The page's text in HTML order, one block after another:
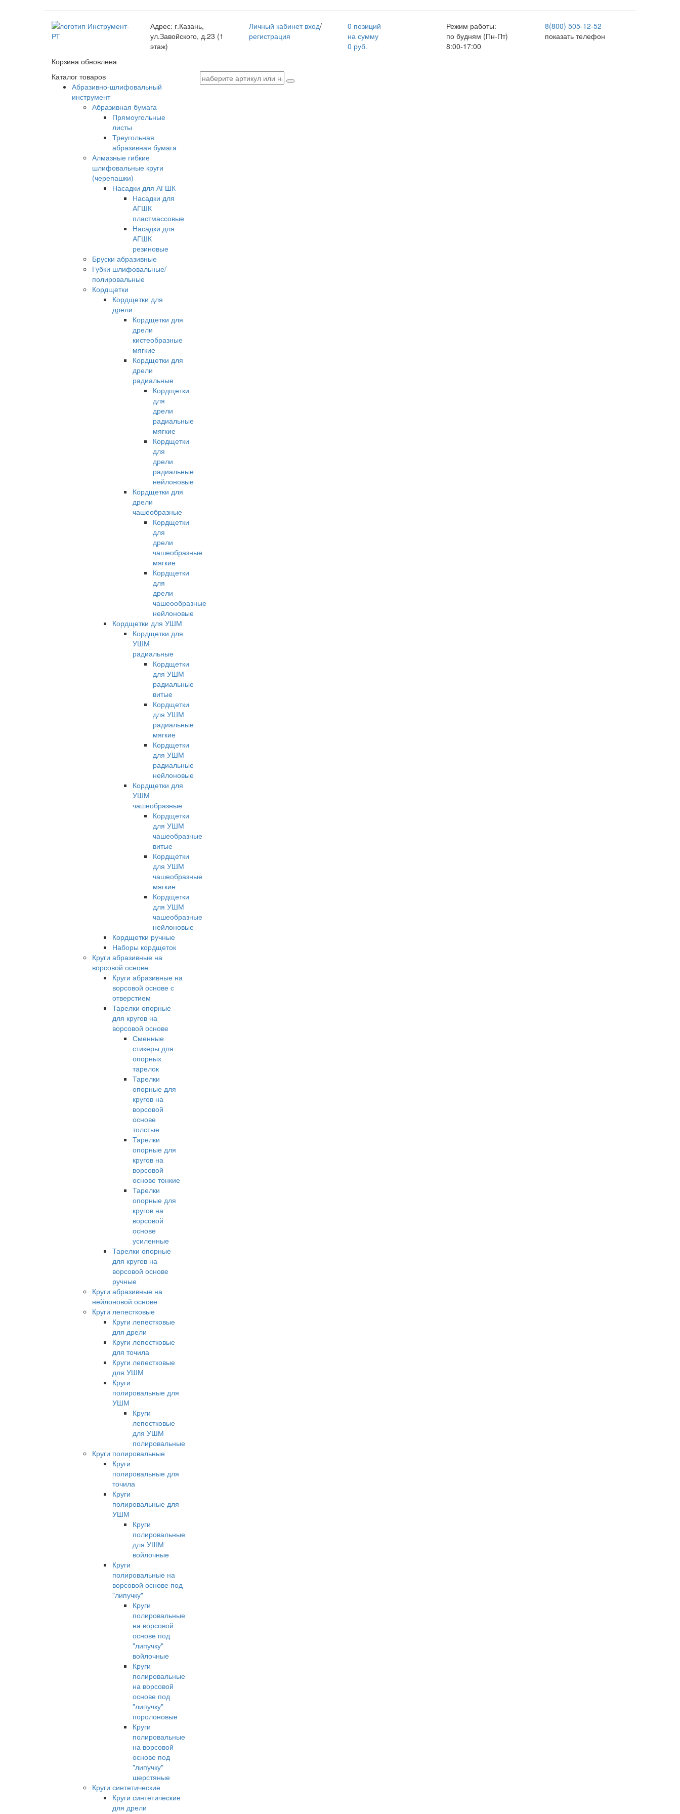
Адрес: г.Казань,
ул.Завойского, д.23 (1
этаж)
Личный кабинет вход/
регистрация
0 позиций
на сумму
0 руб.
Режим работы:
по будням (Пн-Пт)
8:00-17:00
8(800) 505-12-52
показать телефон
Корзина обновлена
Каталог товаров
Абразивно-шлифовальный
инструмент
Абразивная бумага
Прямоугольные
листы
Треугольная
абразивная бумага
Алмазные гибкие
шлифовальные круги
(черепашки)
Насадки для АГШК
Насадки для
АГШК
пластмассовые
Насадки для
АГШК
резиновые
Бруски абразивные
Губки шлифовальные/
полировальные
Кордщетки
Кордщетки для
дрели
Кордщетки для
дрели
кистеобразные
мягкие
Кордщетки для
дрели
радиальные
Кордщетки
для
дрели
радиальные
мягкие
Кордщетки
для
дрели
радиальные
нейлоновые
Кордщетки для
дрели
чашеобразные
Кордщетки
для
дрели
чашеобразные
мягкие
Кордщетки
для
дрели
чашеообразные
нейлоновые
Кордщетки для УШМ
Кордщетки для
УШМ
радиальные
Кордщетки
для УШМ
радиальные
витые
Кордщетки
для УШМ
радиальные
мягкие
Кордщетки
для УШМ
радиальные
нейлоновые
Кордщетки для
УШМ
чашеобразные
Кордщетки
для УШМ
чашеобразные
витые
Кордщетки
для УШМ
чашеобразные
мягкие
Кордщетки
для УШМ
чашеобразные
нейлоновые
Кордщетки ручные
Наборы кордщеток
Круги абразивные на
ворсовой основе
Круги абразивные на
ворсовой основе с
отверстием
Тарелки опорные
для кругов на
ворсовой основе
Сменные
стикеры для
опорных
тарелок
Тарелки
опорные для
кругов на
ворсовой
основе
толстые
Тарелки
опорные для
кругов на
ворсовой
основе тонкие
Тарелки
опорные для
кругов на
ворсовой
основе
усиленные
Тарелки опорные
для кругов на
ворсовой основе
ручные
Круги абразивные на
нейлоновой основе
Круги лепестковые
Круги лепестковые
для дрели
Круги лепестковые
для точила
Круги лепестковые
для УШМ
Круги
полировальные для
УШМ
Круги
лепестковые
для УШМ
полировальные
Круги полировальные
Круги
полировальные для
точила
Круги
полировальные для
УШМ
Круги
полировальные
для УШМ
войлочные
Круги
полировальные на
ворсовой основе под
"липучку"
Круги
полировальные
на ворсовой
основе под
"липучку"
войлочные
Круги
полировальные
на ворсовой
основе под
"липучку"
поролоновые
Круги
полировальные
на ворсовой
основе под
"липучку"
шерстяные
Круги синтетические
Круги синтетические
для дрели